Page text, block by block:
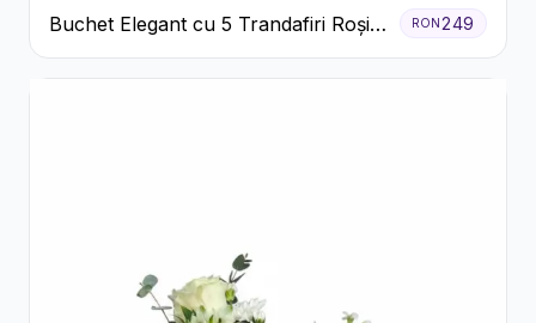
Buchet Elegant cu 5 Trandafiri Roșii
și Eucalipt
RON 249